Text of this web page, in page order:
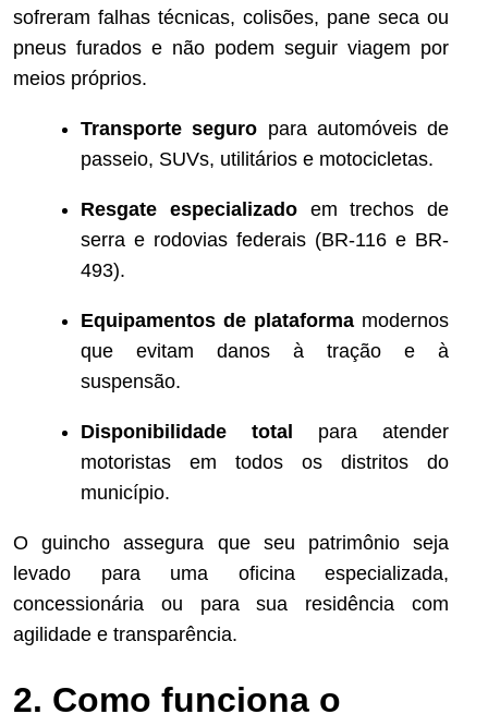
sofreram falhas técnicas, colisões, pane seca ou
pneus furados e não podem seguir viagem por
meios próprios.
Transporte seguro para automóveis de
passeio, SUVs, utilitários e motocicletas.
Resgate especializadoem trechos de
serra e rodovias federais (BR-116 e BR-
493).
Equipamentos de plataforma modernos
que evitam danos à tração e à
suspensão.
Disponibilidade total
para atender
motoristas em todos os distritos do
município.
O guincho assegura que seu patrimônio seja
levado para uma oficina especializada,
concessionária ou para sua residência com
agilidade e transparência.
2. Como funciona o